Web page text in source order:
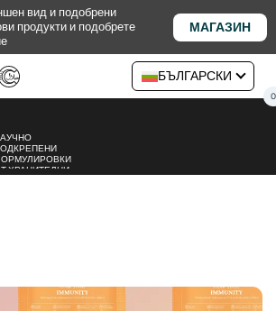
вид и подобрени
продукти и подобрете
МАГАЗИН
БЪЛГАРСКИ
ХРАНИТЕЛНИ
0